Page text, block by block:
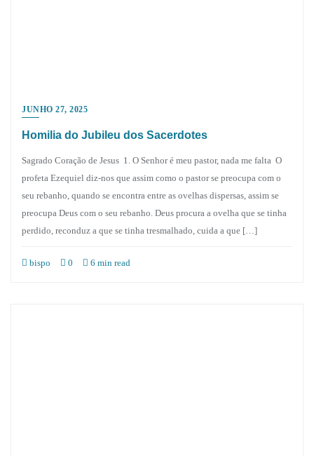
JUNHO 27, 2025
Homilia do Jubileu dos Sacerdotes
Sagrado Coração de Jesus 1. O Senhor é meu pastor, nada me falta O
profeta Ezequiel diz-nos que assim como o pastor se preocupa com o
seu rebanho, quando se encontra entre as ovelhas dispersas, assim se
preocupa Deus com o seu rebanho. Deus procura a ovelha que se tinha
perdido, reconduz a que se tinha tresmalhado, cuida a que […]
bispo 0 6 min read